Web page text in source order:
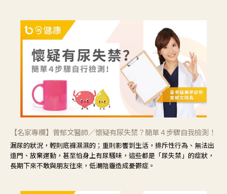
【名家專欄】曾郁文醫師／懷疑有尿失禁？簡單４步驟自我檢測！
漏尿的狀況，輕則底褲濕濕的；重則影響到生活，排斥性行為、無法出
遠門、放棄運動，甚至怕身上有尿騷味，這些都是「尿失禁」的症狀，
長期下來不敢與朋友往來，低潮陰霾造成憂鬱症。